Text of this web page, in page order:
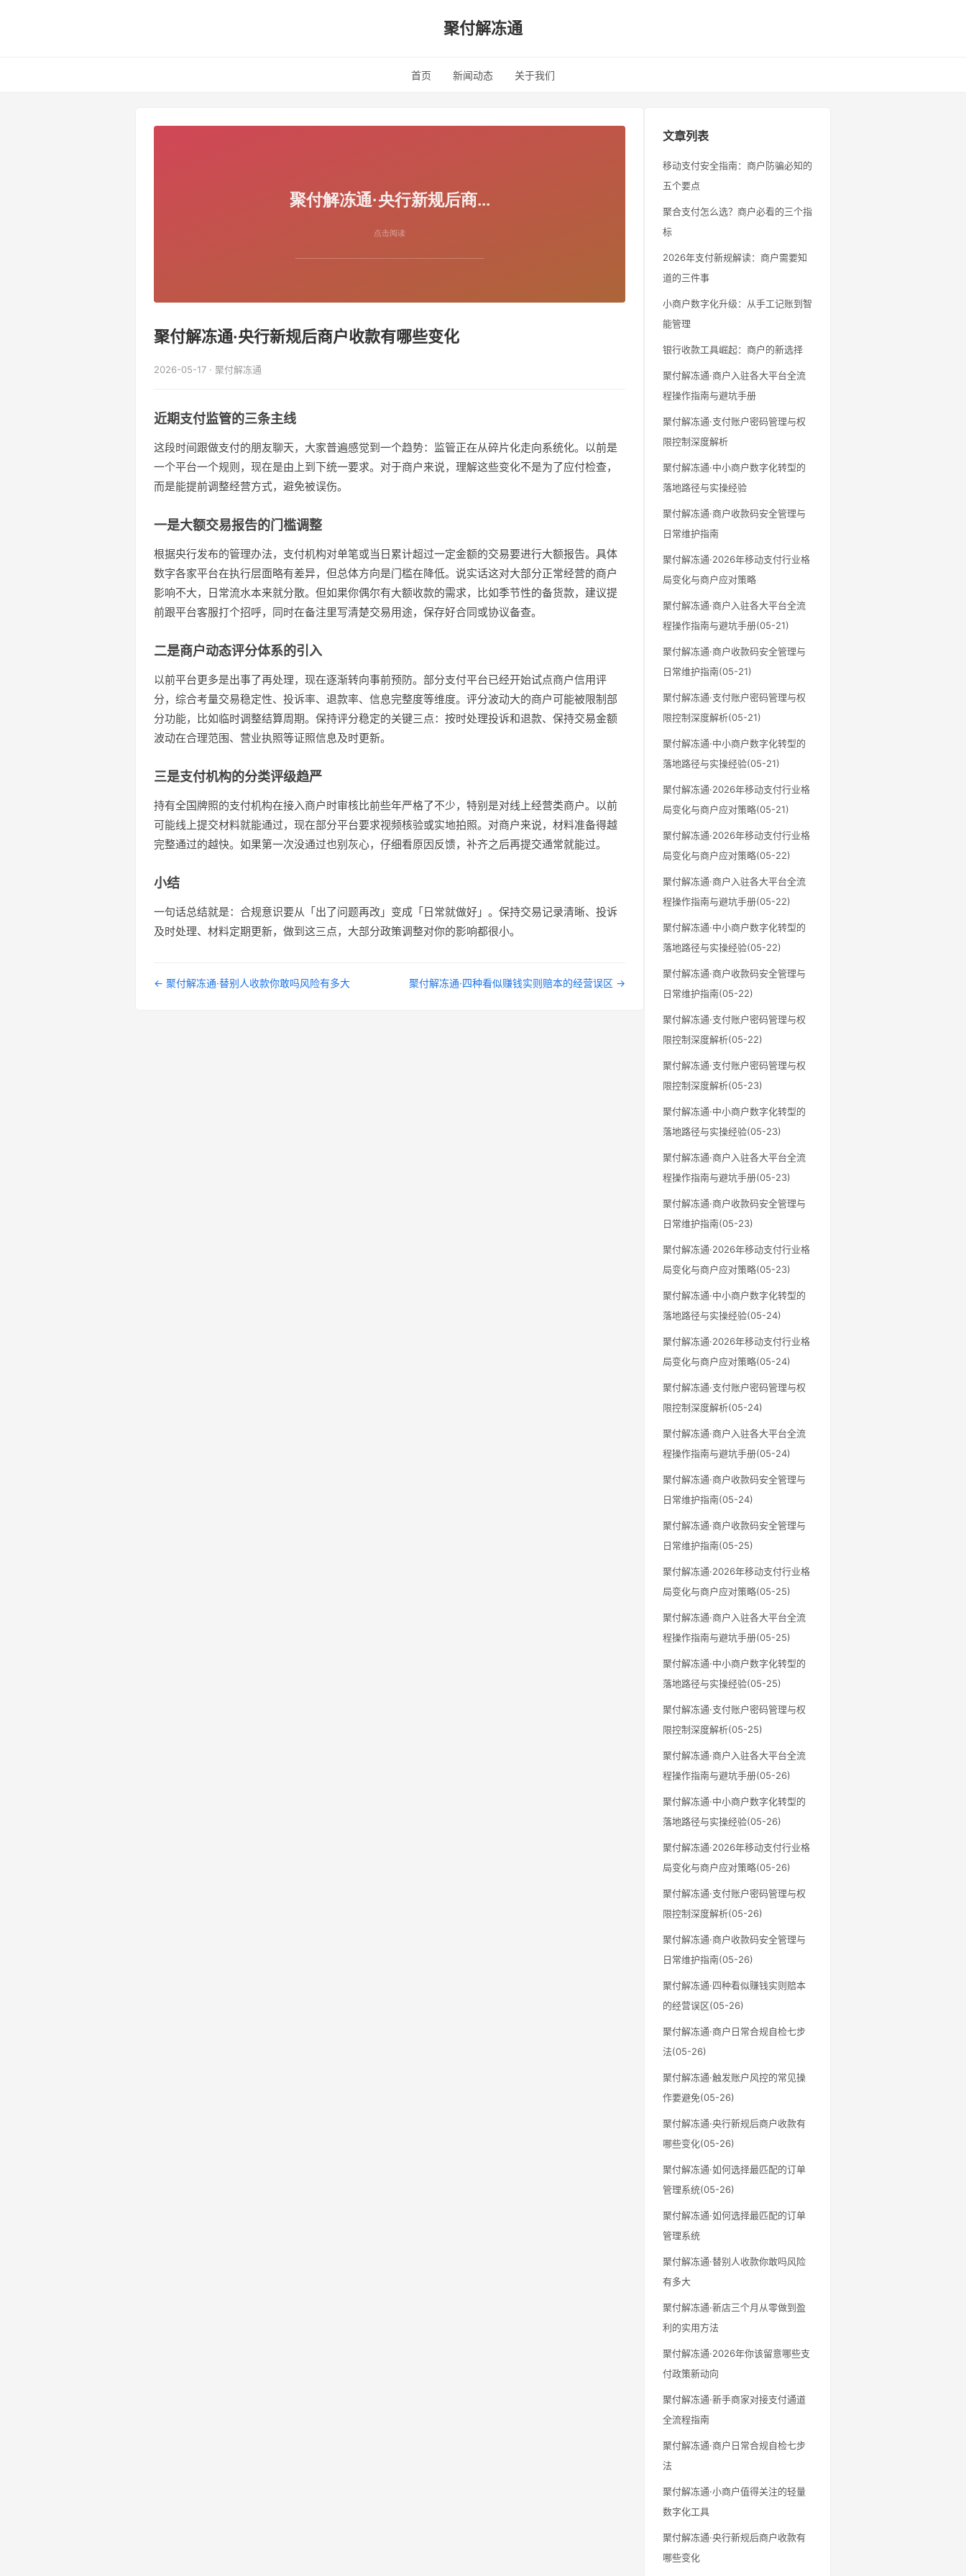
聚付解冻通
首页 新闻动态 关于我们
聚付解冻通·央行新规后商户收款有哪些变化
2026-05-17 · 聚付解冻通
近期支付监管的三条主线
这段时间跟做支付的朋友聊天，大家普遍感觉到一个趋势：监管正在从碎片化走向系统化。以前是
一个平台一个规则，现在是由上到下统一要求。对于商户来说，理解这些变化不是为了应付检查，
而是能提前调整经营方式，避免被误伤。
一是大额交易报告的门槛调整
根据央行发布的管理办法，支付机构对单笔或当日累计超过一定金额的交易要进行大额报告。具体
数字各家平台在执行层面略有差异，但总体方向是门槛在降低。说实话这对大部分正常经营的商户
影响不大，日常流水本来就分散。但如果你偶尔有大额收款的需求，比如季节性的备货款，建议提
前跟平台客服打个招呼，同时在备注里写清楚交易用途，保存好合同或协议备查。
二是商户动态评分体系的引入
以前平台更多是出事了再处理，现在逐渐转向事前预防。部分支付平台已经开始试点商户信用评
分，综合考量交易稳定性、投诉率、退款率、信息完整度等维度。评分波动大的商户可能被限制部
分功能，比如临时调整结算周期。保持评分稳定的关键三点：按时处理投诉和退款、保持交易金额
波动在合理范围、营业执照等证照信息及时更新。
三是支付机构的分类评级趋严
持有全国牌照的支付机构在接入商户时审核比前些年严格了不少，特别是对线上经营类商户。以前
可能线上提交材料就能通过，现在部分平台要求视频核验或实地拍照。对商户来说，材料准备得越
完整通过的越快。如果第一次没通过也别灰心，仔细看原因反馈，补齐之后再提交通常就能过。
小结
一句话总结就是：合规意识要从「出了问题再改」变成「日常就做好」。保持交易记录清晰、投诉
及时处理、材料定期更新，做到这三点，大部分政策调整对你的影响都很小。
← 聚付解冻通·替别人收款你敢吗风险有多大 聚付解冻通·四种看似赚钱实则赔本的经营误区 →
文章列表
移动支付安全指南：商户防骗必知的
五个要点
聚合支付怎么选？商户必看的三个指
标
2026年支付新规解读：商户需要知
道的三件事
小商户数字化升级：从手工记账到智
能管理
银行收款工具崛起：商户的新选择
聚付解冻通·商户入驻各大平台全流
程操作指南与避坑手册
聚付解冻通·支付账户密码管理与权
限控制深度解析
聚付解冻通·中小商户数字化转型的
落地路径与实操经验
聚付解冻通·商户收款码安全管理与
日常维护指南
聚付解冻通·2026年移动支付行业格
局变化与商户应对策略
聚付解冻通·商户入驻各大平台全流
程操作指南与避坑手册(05-21)
聚付解冻通·商户收款码安全管理与
日常维护指南(05-21)
聚付解冻通·支付账户密码管理与权
限控制深度解析(05-21)
聚付解冻通·中小商户数字化转型的
落地路径与实操经验(05-21)
聚付解冻通·2026年移动支付行业格
局变化与商户应对策略(05-21)
聚付解冻通·2026年移动支付行业格
局变化与商户应对策略(05-22)
聚付解冻通·商户入驻各大平台全流
程操作指南与避坑手册(05-22)
聚付解冻通·中小商户数字化转型的
落地路径与实操经验(05-22)
聚付解冻通·商户收款码安全管理与
日常维护指南(05-22)
聚付解冻通·支付账户密码管理与权
限控制深度解析(05-22)
聚付解冻通·支付账户密码管理与权
限控制深度解析(05-23)
聚付解冻通·中小商户数字化转型的
落地路径与实操经验(05-23)
聚付解冻通·商户入驻各大平台全流
程操作指南与避坑手册(05-23)
聚付解冻通·商户收款码安全管理与
日常维护指南(05-23)
聚付解冻通·2026年移动支付行业格
局变化与商户应对策略(05-23)
聚付解冻通·中小商户数字化转型的
落地路径与实操经验(05-24)
聚付解冻通·2026年移动支付行业格
局变化与商户应对策略(05-24)
聚付解冻通·支付账户密码管理与权
限控制深度解析(05-24)
聚付解冻通·商户入驻各大平台全流
程操作指南与避坑手册(05-24)
聚付解冻通·商户收款码安全管理与
日常维护指南(05-24)
聚付解冻通·商户收款码安全管理与
日常维护指南(05-25)
聚付解冻通·2026年移动支付行业格
局变化与商户应对策略(05-25)
聚付解冻通·商户入驻各大平台全流
程操作指南与避坑手册(05-25)
聚付解冻通·中小商户数字化转型的
落地路径与实操经验(05-25)
聚付解冻通·支付账户密码管理与权
限控制深度解析(05-25)
聚付解冻通·商户入驻各大平台全流
程操作指南与避坑手册(05-26)
聚付解冻通·中小商户数字化转型的
落地路径与实操经验(05-26)
聚付解冻通·2026年移动支付行业格
局变化与商户应对策略(05-26)
聚付解冻通·支付账户密码管理与权
限控制深度解析(05-26)
聚付解冻通·商户收款码安全管理与
日常维护指南(05-26)
聚付解冻通·四种看似赚钱实则赔本
的经营误区(05-26)
聚付解冻通·商户日常合规自检七步
法(05-26)
聚付解冻通·触发账户风控的常见操
作要避免(05-26)
聚付解冻通·央行新规后商户收款有
哪些变化(05-26)
聚付解冻通·如何选择最匹配的订单
管理系统(05-26)
聚付解冻通·如何选择最匹配的订单
管理系统
聚付解冻通·替别人收款你敢吗风险
有多大
聚付解冻通·新店三个月从零做到盈
利的实用方法
聚付解冻通·2026年你该留意哪些支
付政策新动向
聚付解冻通·新手商家对接支付通道
全流程指南
聚付解冻通·商户日常合规自检七步
法
聚付解冻通·小商户值得关注的轻量
数字化工具
聚付解冻通·央行新规后商户收款有
哪些变化